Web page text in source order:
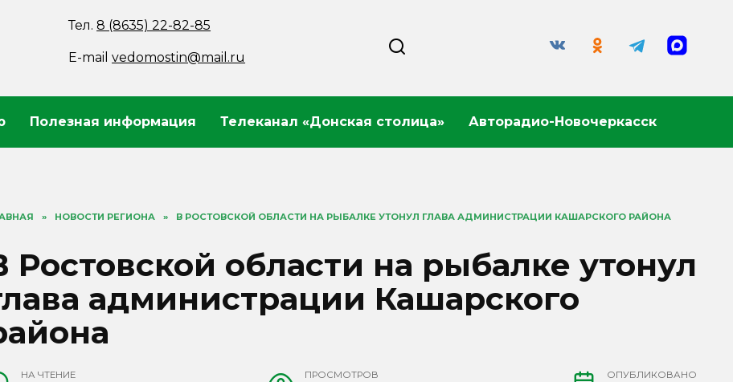
Тел.8 (8635) 22-82-85
E-mailvedomostin@mail.ru
Полезная информация Телеканал «Донская столица» Авторадио-Новочеркасск
» НОВОСТИ РЕГИОНА » В РОСТОВСКОЙ ОБЛАСТИ НА РЫБАЛКЕ УТОНУЛ ГЛАВА АДМИНИСТРАЦИИ КАШАРСКОГО РАЙОНА
Ростовской области на рыбалке утонул
администрации Кашарского
НА ЧТЕНИЕ ПРОСМОТРОВ ОПУБЛИКОВАНО